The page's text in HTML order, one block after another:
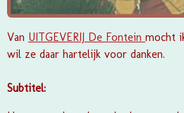
Van UITGEVERIJ De Fontein mocht
wil ze daar hartelijk voor danken.
Subtitel: